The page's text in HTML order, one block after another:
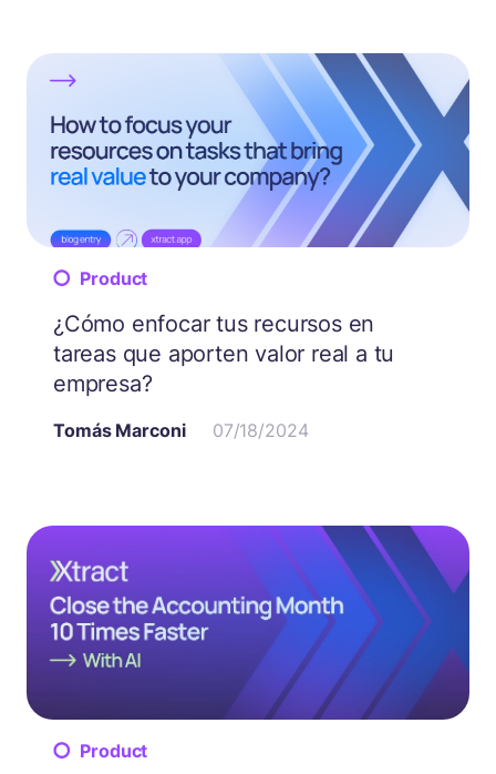
Product
¿Cómo enfocar tus recursos en
tareas que aporten valor real a tu
empresa?
Tomás Marconi 07/18/2024
Product